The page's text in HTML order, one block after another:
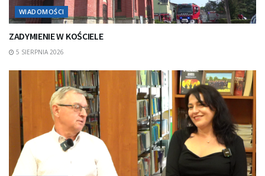
WIADOMOŚCI
ZADYMIENIE W KOŚCIELE
5 SIERPNIA 2026